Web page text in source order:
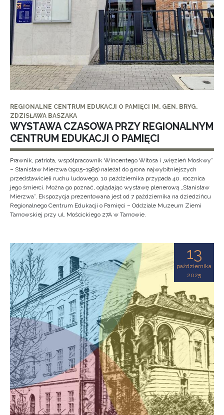
REGIONALNE CENTRUM EDUKACJI O PAMIĘCI IM. GEN. BRYG.
ZDZISŁAWA BASZAKA
WYSTAWA CZASOWA PRZY REGIONALNYM
CENTRUM EDUKACJI O PAMIĘCI
Prawnik, patriota, współpracownik Wincentego Witosa i „więzień Moskwy”
– Stanisław Mierzwa (1905–1985) należał do grona najwybitniejszych
przedstawicieli ruchu ludowego. 10 października przypada 40. rocznica
jego śmierci. Można go poznać, oglądając wystawę plenerową „Stanisław
Mierzwa”. Ekspozycja prezentowana jest od 7 października na dziedzińcu
Regionalnego Centrum Edukacji o Pamięci – Oddziale Muzeum Ziemi
Tarnowskiej przy ul. Mościckiego 27A w Tarnowie.
13
października
2025